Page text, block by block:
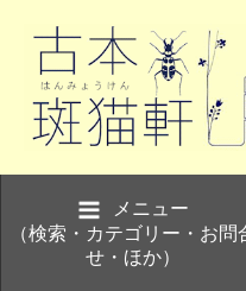
メニュー
（検索・カテゴリー・お問
せ・ほか）